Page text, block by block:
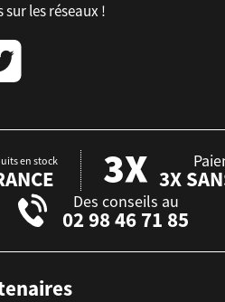
sur les réseaux !
en stock
3X
Des conseils au
02 98 46 71 85